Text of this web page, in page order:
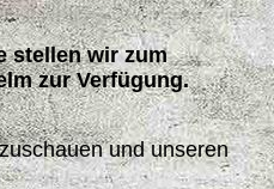
stellen wir zum
zur Verfügung.
und unseren